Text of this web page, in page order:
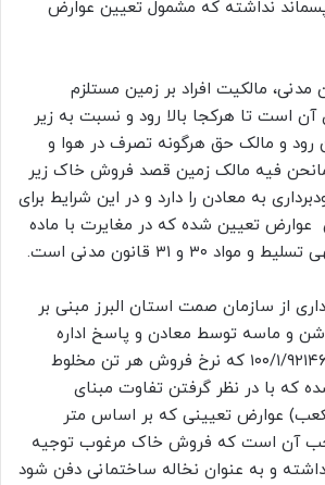
پسماند نداشته که مشمول تعیین عوارض
ماده ۳۸ قانون مدنی، مالکیت افراد بر زمین مستلزم
است تا هرکجا بالا رود و نسبت به زیر
رود و مالک حق هرگونه تصرف در هوا و
مانحن فیه مالک زمین قصد فروش خاک زیر
به معادن را دارد و در این شرایط برای
تعیین شده که در مغایرت با ماده
۳۰ و ۳۱ قانون مدنی است.
از سازمان صمت استان البرز مبنی بر
و ماسه توسط معادن و پاسخ اداره
موصوف طی شماره ۱۰۰/۱/۹۲۱۴۶۰ که نرخ فروش هر تن مخلوط
شده که با در نظر گرفتن تفاوت مبنای
عوارض تعیینی که بر اساس متر
آن است که فروش خاک مرغوب توجیه
و به عنوان نخاله ساختمانی دفن شود